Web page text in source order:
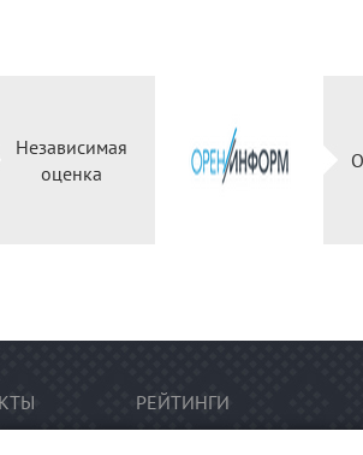
Независимая
оценка
РЕЙТИНГИ